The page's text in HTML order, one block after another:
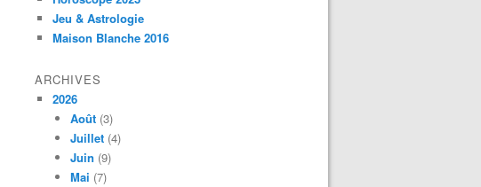
Jeu & Astrologie
Maison Blanche 2016
ARCHIVES
2026
Août (3)
Juillet (4)
Juin (9)
Mai (7)